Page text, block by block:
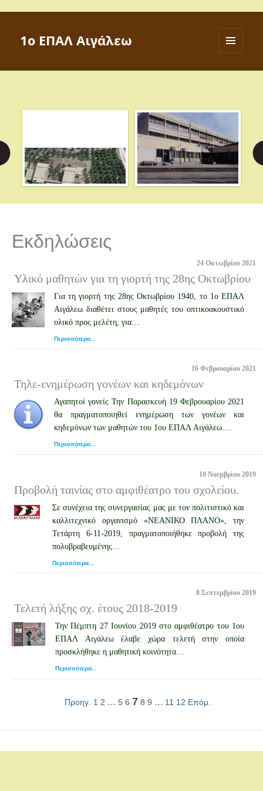
1ο ΕΠΑΛ Αιγάλεω
Εκδηλώσεις
24 Οκτωβρίου 2021
Υλικό μαθητών για τη γιορτή της 28ης Οκτωβρίου
Για τη γιορτή της 28ης Οκτωβρίου 1940, το 1ο ΕΠΑΛ
Αιγάλεω διαθέτει στους μαθητές του οπτικοακουστικό
υλικό προς μελέτη, για…
Περισσότερα...
16 Φεβρουαρίου 2021
Τηλε-ενημέρωση γονέων και κηδεμόνων
Αγαπητοί γονείς Την Παρασκευή 19 Φεβρουαρίου 2021
θα πραγματοποιηθεί ενημέρωση των γονέων και
κηδεμόνων των μαθητών του 1ου ΕΠΑΛ Αιγάλεω.…
Περισσότερα...
10 Νοεμβρίου 2019
Προβολή ταινίας στο αμφιθέατρο του σχολείου.
Σε συνέχεια της συνεργασίας μας με τον πολιτιστικό και
καλλιτεχνικό οργανισμό «ΝΕΑΝΙΚΟ ΠΛΑΝΟ», την
Τετάρτη 6-11-2019, πραγματοποιήθηκε προβολή της
πολυβραβευμένης…
Περισσότερα...
8 Σεπτεμβρίου 2019
Τελετή λήξης σχ. έτους 2018-2019
Την Πέμπτη 27 Ιουνίου 2019 στο αμφιθέατρο του 1ου
ΕΠΑΛ Αιγάλεω έλαβε χώρα τελετή στην οποία
προσκλήθηκε η μαθητική κοινότητα…
Περισσότερα...
Προηγ. 1 2 … 5 6 7 8 9 … 11 12 Επόμ.